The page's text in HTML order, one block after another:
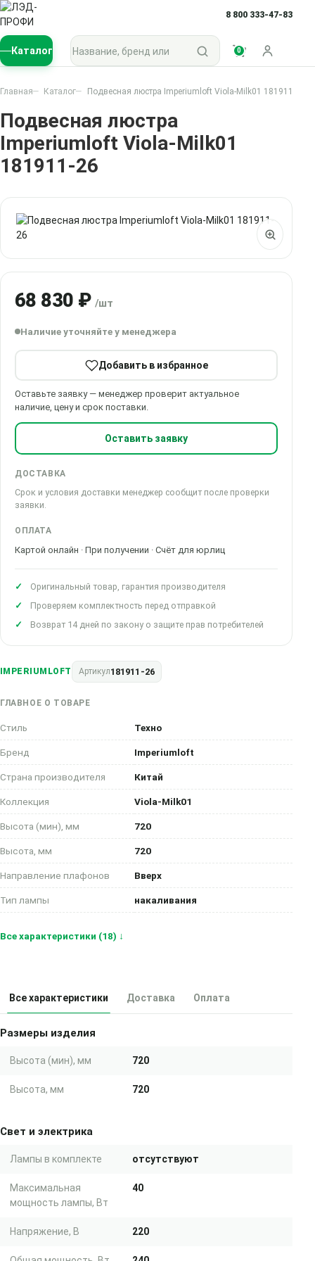
8 800 333-47-83
Каталог
Поиск по каталогу
0
Войти
Главная Каталог Подвесная люстра Imperiumloft Viola-Milk01 181911-26
Подвесная люстра
Imperiumloft Viola-Milk01
181911-26
IMPERIUMLOFT Артикул181911-26
ГЛАВНОЕ О ТОВАРЕ
Стиль Техно
Бренд Imperiumloft
Страна производителя Китай
Коллекция Viola-Milk01
Высота (мин), мм 720
Высота, мм 720
Направление плафонов Вверх
Тип лампы накаливания
Все характеристики (18) ↓
68 830 ₽ /шт
Наличие уточняйте у менеджера
Добавить в избранное
Оставьте заявку — менеджер проверит актуальное
наличие, цену и срок поставки.
Оставить заявку
ДОСТАВКА
Срок и условия доставки менеджер сообщит после проверки
заявки.
ОПЛАТА
Картой онлайн · При получении · Счёт для юрлиц
Оригинальный товар, гарантия производителя
Проверяем комплектность перед отправкой
Возврат 14 дней по закону о защите прав потребителей
Все характеристики Доставка Оплата
Размеры изделия
Высота (мин), мм 720
Высота, мм 720
Свет и электрика
Лампы в комплекте отсутствуют
Максимальная
мощность лампы, Вт
40
Напряжение, В 220